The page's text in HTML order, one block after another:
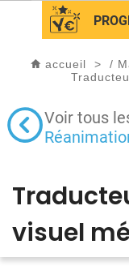
accueil > /
Voir tous
visuel